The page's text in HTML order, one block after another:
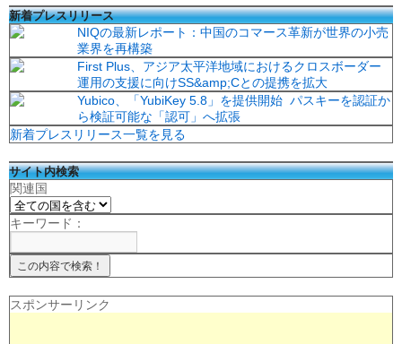
新着プレスリリース
NIQの最新レポート：中国のコマース革新が世界の小売
業界を再構築
First Plus、アジア太平洋地域におけるクロスボーダー
運用の支援に向けSS&amp;Cとの提携を拡大
Yubico、「YubiKey 5.8」を提供開始 パスキーを認証か
ら検証可能な「認可」へ拡張
新着プレスリリース一覧を見る
サイト内検索
関連国
キーワード：
スポンサーリンク